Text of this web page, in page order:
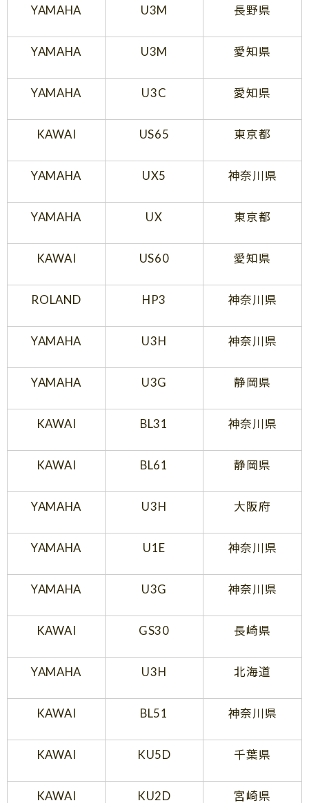
YAMAHA U3M 長野県
YAMAHA U3M 愛知県
YAMAHA U3C 愛知県
KAWAI US65 東京都
YAMAHA UX5 神奈川県
YAMAHA UX 東京都
KAWAI US60 愛知県
ROLAND HP3 神奈川県
YAMAHA U3H 神奈川県
YAMAHA U3G 静岡県
KAWAI BL31 神奈川県
KAWAI BL61 静岡県
YAMAHA U3H 大阪府
YAMAHA U1E 神奈川県
YAMAHA U3G 神奈川県
KAWAI GS30 長崎県
YAMAHA U3H 北海道
KAWAI BL51 神奈川県
KAWAI KU5D 千葉県
KAWAI KU2D 宮崎県